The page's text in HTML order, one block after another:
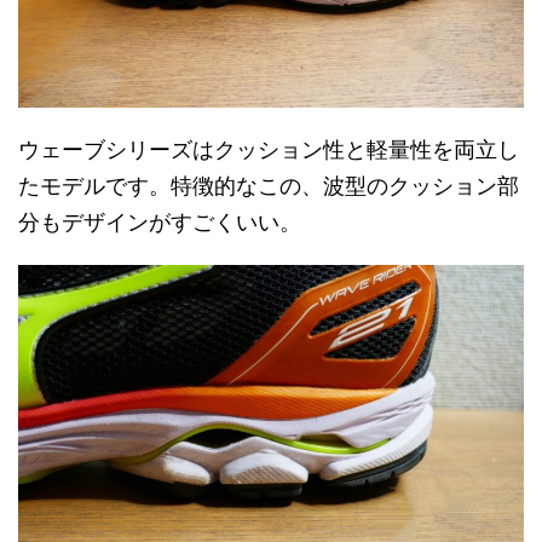
ウェーブシリーズはクッション性と軽量性を両立し
たモデルです。特徴的なこの、波型のクッション部
分もデザインがすごくいい。